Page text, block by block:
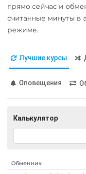
прямо сейчас и
считанные минуты в
режиме.
Лучшие курсы
Оповещения
Калькулятор
Обменник